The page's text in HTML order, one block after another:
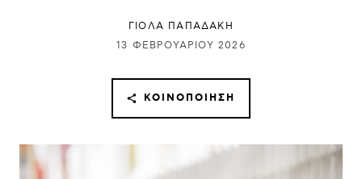
ΓΙΌΛΑ ΠΑΠΑΔΆΚΗ
13 ΦΕΒΡΟΥΑΡΊΟΥ 2026
ΚΟΙΝΟΠΟΊΗΣΗ